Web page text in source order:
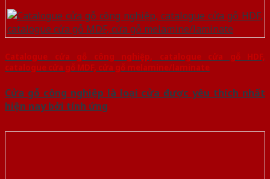
Catalogue cửa gỗ công nghiệp, catalogue cửa gỗ HDF,
catalogue cửa gỗ MDF, cửa gỗ melamine/laminate
Cửa gỗ công nghiệp là loại cửa được yêu thích nhất
hiện nay bởi tính ứng